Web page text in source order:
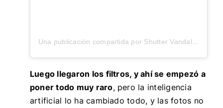
Una publicación compartida por Shutter Vandal (Zach) (@shuttervandal)
Luego llegaron los filtros, y ahí se empezó a
poner todo muy raro, pero la inteligencia
artificial lo ha cambiado todo, y las fotos no